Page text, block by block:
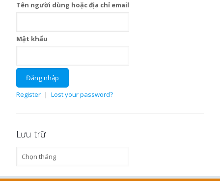
Tên người dùng hoặc địa chỉ email
Mật khẩu
Register | Lost your password?
Lưu trữ
trữ